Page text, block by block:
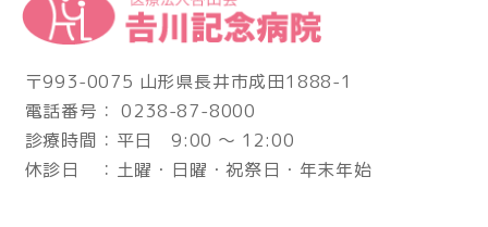
〒993-0075 山形県長井市成田1888-1
電話番号： 0238-87-8000
診療時間：平日 9:00 ～ 12:00
休診日 ：土曜・日曜・祝祭日・年末年始